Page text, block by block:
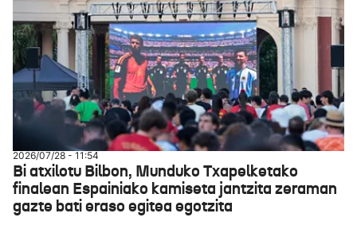
2026/07/28 - 11:54
Bi atxilotu Bilbon, Munduko Txapelketako
finalean Espainiako kamiseta jantzita zeraman
gazte bati eraso egitea egotzita